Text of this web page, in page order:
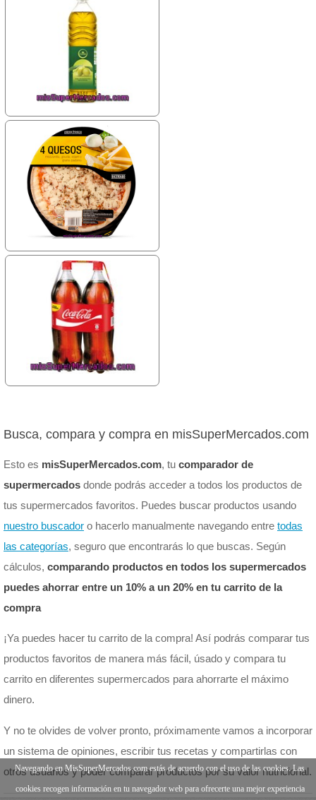
Busca, compara y compra en misSuperMercados.com
Esto es misSuperMercados.com, tu comparador de
supermercados donde podrás acceder a todos los productos de
tus supermercados favoritos. Puedes buscar productos usando
nuestro buscador o hacerlo manualmente navegando entre todas
las categorías, seguro que encontrarás lo que buscas. Según
cálculos, comparando productos en todos los supermercados
puedes ahorrar entre un 10% a un 20% en tu carrito de la
compra
¡Ya puedes hacer tu carrito de la compra! Así podrás comparar tus
productos favoritos de manera más fácil, úsado y compara tu
carrito en diferentes supermercados para ahorrarte el máximo
dinero.
Y no te olvides de volver pronto, próximamente vamos a incorporar
un sistema de opiniones, escribir tus recetas y compartirlas con
otros usuarios y poder comparar productos por su valor nutricional.
Navegando en MisSuperMercados.com estás de acuerdo con el uso de las cookies. Las
cookies recogen información en tu navegador web para ofrecerte una mejor experiencia